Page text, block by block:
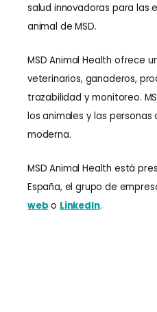
salud innovadoras para las
animal de MSD.
MSD Animal Health ofrece
veterinarios, ganaderos,
trazabilidad y monitoreo.
los animales y las
moderna.
MSD Animal Health está
España, el grupo de
web o LinkedIn.